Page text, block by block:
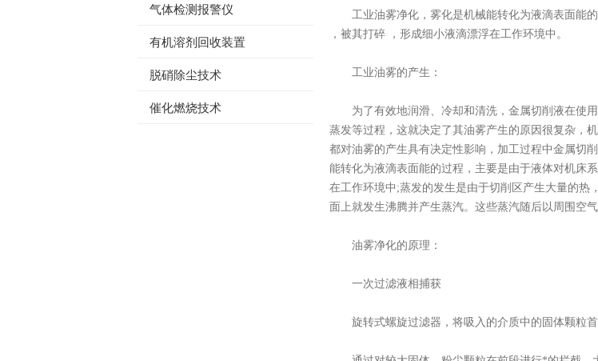
气体检测报警仪
有机溶剂回收装置
脱硝除尘技术
催化燃烧技术
工业油雾净化，雾化是机械能转化为液滴表面能的
，被其打碎 ，形成细小液滴漂浮在工作环境中。
工业油雾的产生：
为了有效地润滑、冷却和清洗，金属切削液在使用
蒸发等过程，这就决定了其油雾产生的原因很复杂，
都对油雾的产生具有决定性影响，加工过程中金属切
能转化为液滴表面能的过程，主要是由于液体对机床
在工作环境中;蒸发的发生是由于切削区产生大量的
面上就发生沸腾并产生蒸汽。这些蒸汽随后以周围空
油雾净化的原理：
一次过滤液相捕获
旋转式螺旋过滤器，将吸入的介质中的固体颗粒首